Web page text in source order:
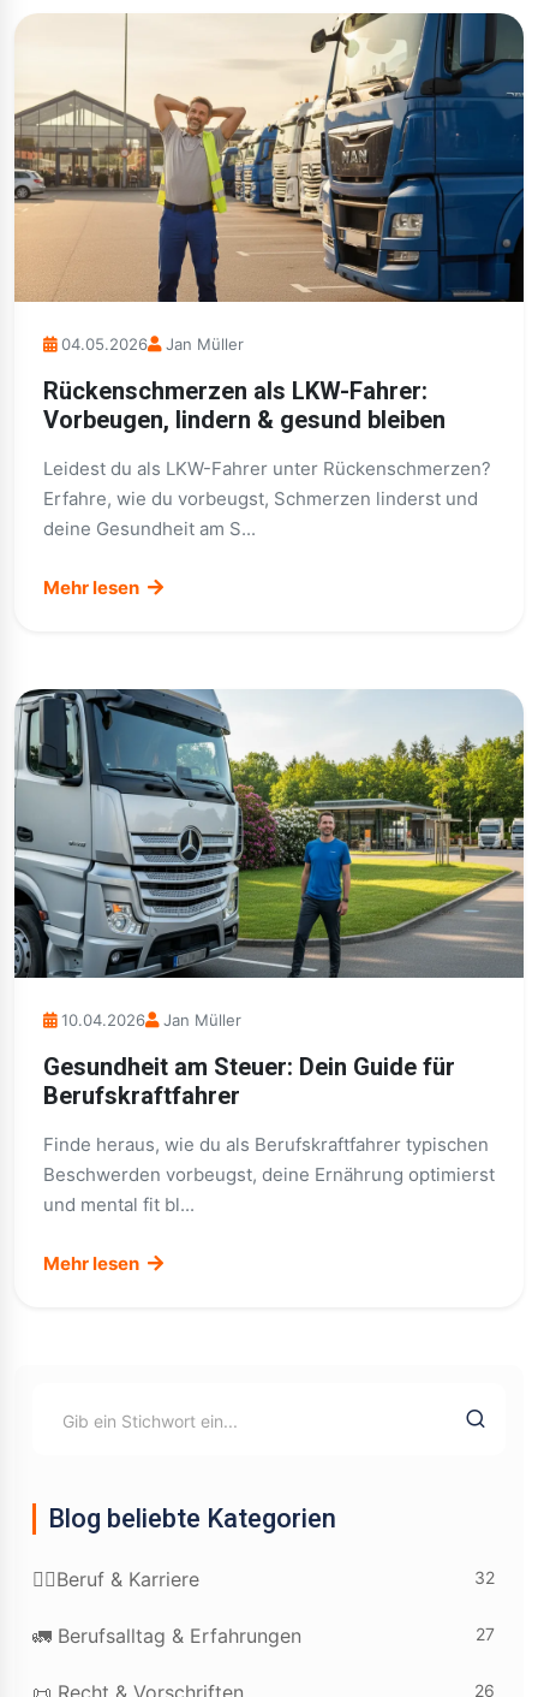
04.05.2026 Jan Müller
Rückenschmerzen als LKW-Fahrer:
Vorbeugen, lindern & gesund bleiben
Leidest du als LKW-Fahrer unter Rückenschmerzen?
Erfahre, wie du vorbeugst, Schmerzen linderst und
deine Gesundheit am S...
Mehr lesen
10.04.2026 Jan Müller
Gesundheit am Steuer: Dein Guide für
Berufskraftfahrer
Finde heraus, wie du als Berufskraftfahrer typischen
Beschwerden vorbeugst, deine Ernährung optimierst
und mental fit bl...
Mehr lesen
Blog beliebte Kategorien
👷‍♂️Beruf & Karriere 32
🚛 Berufsalltag & Erfahrungen 27
📜 Recht & Vorschriften 26